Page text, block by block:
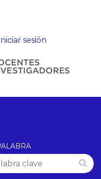
sesión